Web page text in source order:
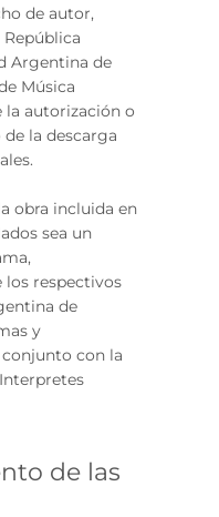
de autor,
Argentina de
Música
la autorización o
la descarga
obra incluida en
sea un
los respectivos
de
y
conjunto con la
de las